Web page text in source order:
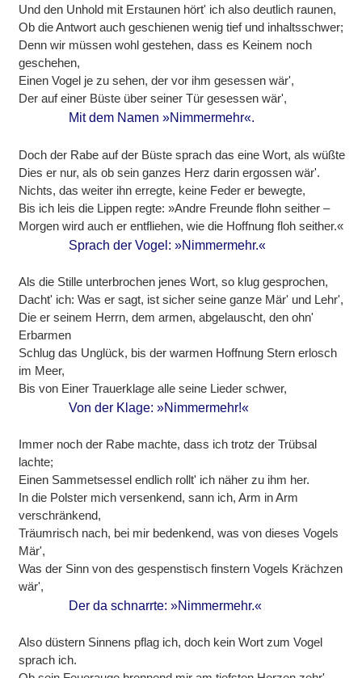
Und den Unhold mit Erstaunen hört' ich also deutlich raunen,
Ob die Antwort auch geschienen wenig tief und inhaltsschwer;
Denn wir müssen wohl gestehen, dass es Keinem noch
geschehen,
Einen Vogel je zu sehen, der vor ihm gesessen wär',
Der auf einer Büste über seiner Tür gesessen wär',
Mit dem Namen »Nimmermehr«.
Doch der Rabe auf der Büste sprach das eine Wort, als wüßte
Dies er nur, als ob sein ganzes Herz darin ergossen wär'.
Nichts, das weiter ihn erregte, keine Feder er bewegte,
Bis ich leis die Lippen regte: »Andre Freunde flohn seither –
Morgen wird auch er entfliehen, wie die Hoffnung floh seither.«
Sprach der Vogel: »Nimmermehr.«
Als die Stille unterbrochen jenes Wort, so klug gesprochen,
Dacht' ich: Was er sagt, ist sicher seine ganze Mär' und Lehr',
Die er seinem Herrn, dem armen, abgelauscht, den ohn'
Erbarmen
Schlug das Unglück, bis der warmen Hoffnung Stern erlosch
im Meer,
Bis von Einer Trauerklage alle seine Lieder schwer,
Von der Klage: »Nimmermehr!«
Immer noch der Rabe machte, dass ich trotz der Trübsal
lachte;
Einen Sammetsessel endlich rollt' ich näher zu ihm her.
In die Polster mich versenkend, sann ich, Arm in Arm
verschränkend,
Träumrisch nach, bei mir bedenkend, was von dieses Vogels
Mär',
Was der Sinn von des gespenstisch finstern Vogels Krächzen
wär',
Der da schnarrte: »Nimmermehr.«
Also düstern Sinnens pflag ich, doch kein Wort zum Vogel
sprach ich.